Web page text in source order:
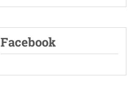
Facebook